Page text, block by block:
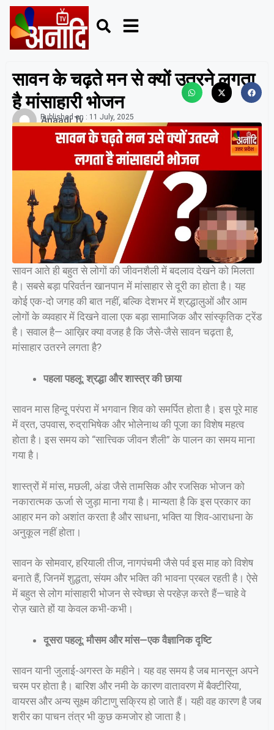
सावन के चढ़ते मन से क्यों उतरने लगता
है मांसाहारी भोजन
Anaadi Tv
Published on : 11 July, 2025
सावन आते ही बहुत से लोगों की जीवनशैली में बदलाव देखने को मिलता
है। सबसे बड़ा परिवर्तन खानपान में मांसाहार से दूरी का होता है। यह
कोई एक-दो जगह की बात नहीं, बल्कि देशभर में श्रद्धालुओं और आम
लोगों के व्यवहार में दिखने वाला एक बड़ा सामाजिक और सांस्कृतिक ट्रेंड
है। सवाल है— आख़िर क्या वजह है कि जैसे-जैसे सावन चढ़ता है,
मांसाहार उतरने लगता है?
पहला पहलू: श्रद्धा और शास्त्र की छाया
सावन मास हिन्दू परंपरा में भगवान शिव को समर्पित होता है। इस पूरे माह
में व्रत, उपवास, रुद्राभिषेक और भोलेनाथ की पूजा का विशेष महत्व
होता है। इस समय को “सात्त्विक जीवन शैली” के पालन का समय माना
गया है।
शास्त्रों में मांस, मछली, अंडा जैसे तामसिक और रजसिक भोजन को
नकारात्मक ऊर्जा से जुड़ा माना गया है। मान्यता है कि इस प्रकार का
आहार मन को अशांत करता है और साधना, भक्ति या शिव-आराधना के
अनुकूल नहीं होता।
सावन के सोमवार, हरियाली तीज, नागपंचमी जैसे पर्व इस माह को विशेष
बनाते हैं, जिनमें शुद्धता, संयम और भक्ति की भावना प्रबल रहती है। ऐसे
में बहुत से लोग मांसाहारी भोजन से स्वेच्छा से परहेज़ करते हैं—चाहे वे
रोज़ खाते हों या केवल कभी-कभी।
दूसरा पहलू: मौसम और मांस—एक वैज्ञानिक दृष्टि
सावन यानी जुलाई-अगस्त के महीने। यह वह समय है जब मानसून अपने
चरम पर होता है। बारिश और नमी के कारण वातावरण में बैक्टीरिया,
वायरस और अन्य सूक्ष्म कीटाणु सक्रिय हो जाते हैं। यही वह कारण है जब
शरीर का पाचन तंत्र भी कुछ कमजोर हो जाता है।